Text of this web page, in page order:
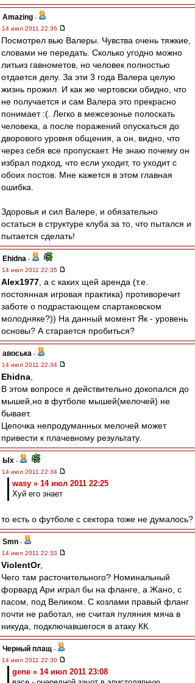
Amazing -
14 июл 2011 22:36
Посмотрел вью Валеры. Чувства очень тяжкие,
словами не передать. Сколько угодно можно
литьиз гавнометов, но человек полностью
отдается делу. За эти 3 года Валера целую
жизнь прожил. И как же чертовски обидно, что
не получается и сам Валера это прекрасно
понимает :(. Легко в межсезонье полоскать
человека, а после поражений опускаться до
дворового уровня общения, а он, видно, что
через себя все пропускает. Не знаю почему он
избрал подход, что если уходит, то уходит с
обоих постов. Мне кажется в этом главная
ошибка.
Здоровья и сил Валере, и обязательно
остаться в структуре клуба за то, что пытался и
пытается сделать!
Ehidna -
14 июл 2011 22:35
Alex1977 , а с каких щей аренда (т.е.
постоянная игровая практика) противоречит
заботе о подрастающем спартаковском
молодняке?)) На данный момент Як - уровень
основы? А старается пробиться?
авоська -
14 июл 2011 22:34
Ehidna
В этом вопросе я действительно докопался до
мышей,но в футболе мышей(мелочей) не
бывает.
Цепочка непродуманных мелочей может
привести к плачевному результату.
Ых -
14 июл 2011 22:34
wasy » 14 июл 2011 22:25
Хуй его знает
то есть о футболе с сектора тоже не думалось?
Smn -
14 июл 2011 22:33
ViolentOr,
Чего там расточительного? Номинальный
форвард Ари играл бы на фланге, а Жано, с
пасом, под Великом. С козлами правый фланг
почти не работал, не считая пуляния мяча в
никуда, подключавшегося в атаку КК.
Черный плащ -
14 июл 2011 22:30
gene » 14 июл 2011 23:08